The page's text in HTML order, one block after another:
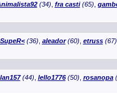
(34), fra casti(65),
(36), aleador(60), etruss(67)
(44), lello1776(50), rosanopa